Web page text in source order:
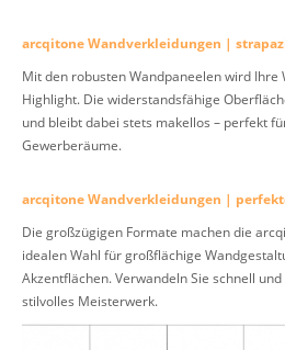
arcqitone Wandverkleidungen |
Mit den robusten Wandpaneelen wird Ihre
Highlight. Die widerstandsfähige
und bleibt dabei stets makellos – perfekt
Gewerberäume.
arcqitone Wandverkleidungen |
Die großzügigen Formate machen die
idealen Wahl für großflächige
Akzentflächen. Verwandeln Sie schnell
stilvolles Meisterwerk.